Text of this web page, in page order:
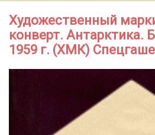
Художественный
конверт. Антарктика.
1959 г. (ХМК)